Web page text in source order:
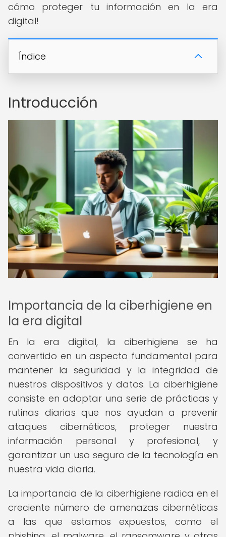
cómo proteger tu información en la era
digital!
Índice
Introducción
Importancia de la ciberhigiene en
la era digital
En la era digital, la ciberhigiene se ha
convertido en un aspecto fundamental para
mantener la seguridad y la integridad de
nuestros dispositivos y datos. La ciberhigiene
consiste en adoptar una serie de prácticas y
rutinas diarias que nos ayudan a prevenir
ataques cibernéticos, proteger nuestra
información personal y profesional, y
garantizar un uso seguro de la tecnología en
nuestra vida diaria.
La importancia de la ciberhigiene radica en el
creciente número de amenazas cibernéticas
a las que estamos expuestos, como el